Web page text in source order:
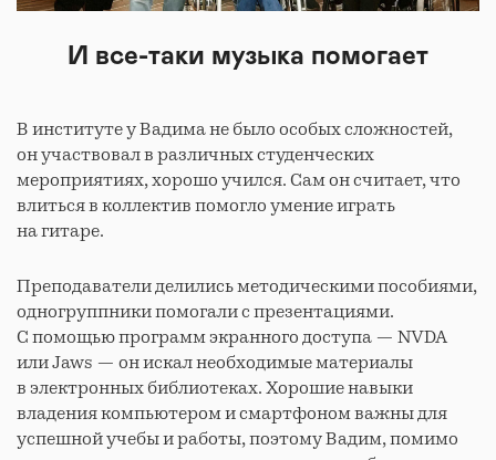
И все-таки музыка помогает
В институте у Вадима не было особых сложностей,
он участвовал в различных студенческих
мероприятиях, хорошо учился. Сам он считает, что
влиться в коллектив помогло умение играть
на гитаре.
Преподаватели делились методическими пособиями,
одногруппники помогали с презентациями.
С помощью программ экранного доступа — NVDA
или Jaws — он искал необходимые материалы
в электронных библиотеках. Хорошие навыки
владения компьютером и смартфоном важны для
успешной учебы и работы, поэтому Вадим, помимо